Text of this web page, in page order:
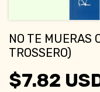
NO TE MUERAS
TROSSERO)
$7.82